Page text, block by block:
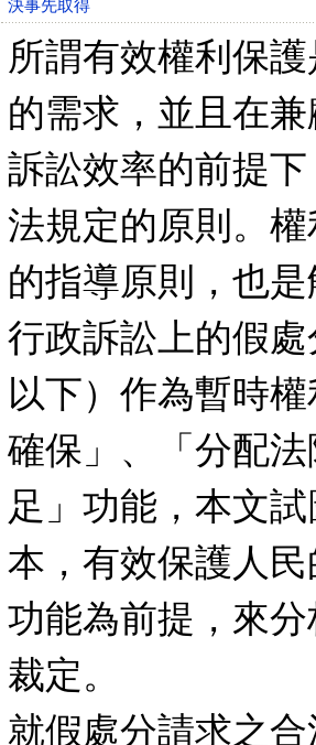
決事先取得
所謂有效權利保
的需求，並且在
訴訟效率的前提
法規定的原則。
的指導原則，也
行政訴訟上的假
以下）作為暫時
確保」、「分配
足」功能，本文
本，有效保護人
功能為前提，來
裁定。
就假處分請求之